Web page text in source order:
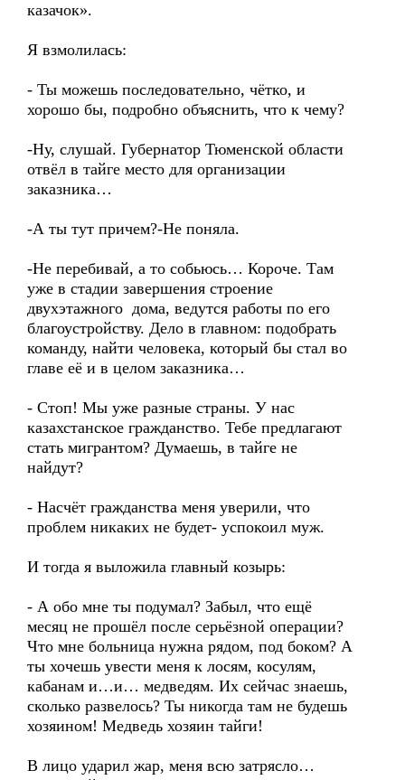
казачок».
Я взмолилась:
- Ты можешь последовательно, чётко, и
хорошо бы, подробно объяснить, что к чему?
-Ну, слушай. Губернатор Тюменской области
отвёл в тайге место для организации
заказника…
-А ты тут причем?-Не поняла.
-Не перебивай, а то собьюсь… Короче. Там
уже в стадии завершения строение
двухэтажного дома, ведутся работы по его
благоустройству. Дело в главном: подобрать
команду, найти человека, который бы стал во
главе её и в целом заказника…
- Стоп! Мы уже разные страны. У нас
казахстанское гражданство. Тебе предлагают
стать мигрантом? Думаешь, в тайге не
найдут?
- Насчёт гражданства меня уверили, что
проблем никаких не будет- успокоил муж.
И тогда я выложила главный козырь:
- А обо мне ты подумал? Забыл, что ещё
месяц не прошёл после серьёзной операции?
Что мне больница нужна рядом, под боком? А
ты хочешь увести меня к лосям, косулям,
кабанам и…и… медведям. Их сейчас знаешь,
сколько развелось? Ты никогда там не будешь
хозяином! Медведь хозяин тайги!
В лицо ударил жар, меня всю затрясло…